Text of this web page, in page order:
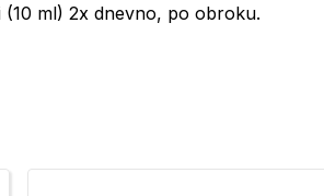
(10 ml) 2x dnevno, po obroku.